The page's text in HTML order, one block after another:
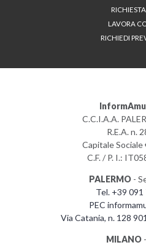
LAVORA
RICHIEDI
C.C.I.A.A.
R.E.A. n.
Capitale Sociale
C.F. / P. I.:
PALERMO-
Tel. +39 091
PEC
Via Catania, n. 128
MILANO